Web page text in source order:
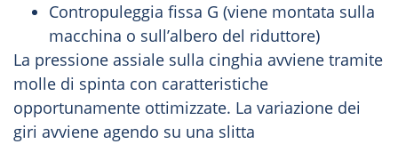
Contropuleggia fissa G (viene montata sulla
macchina o sull’albero del riduttore)
La pressione assiale sulla cinghia avviene tramite
molle di spinta con caratteristiche
opportunamente ottimizzate. La variazione dei
giri avviene agendo su una slitta